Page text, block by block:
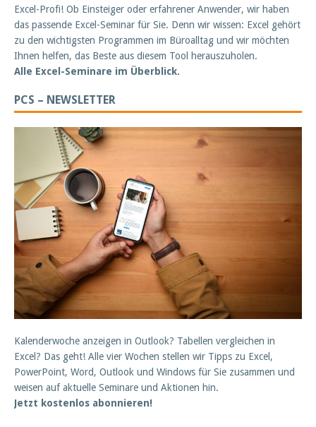
Excel-Profi! Ob Einsteiger oder erfahrener Anwender, wir haben
das passende Excel-Seminar für Sie. Denn wir wissen: Excel gehört
zu den wichtigsten Programmen im Büroalltag und wir möchten
Ihnen helfen, das Beste aus diesem Tool herauszuholen.
Alle Excel-Seminare im Überblick.
PCS – NEWSLETTER
Kalenderwoche anzeigen in Outlook? Tabellen vergleichen in
Excel? Das geht! Alle vier Wochen stellen wir Tipps zu Excel,
PowerPoint, Word, Outlook und Windows für Sie zusammen und
weisen auf aktuelle Seminare und Aktionen hin.
Jetzt kostenlos abonnieren!